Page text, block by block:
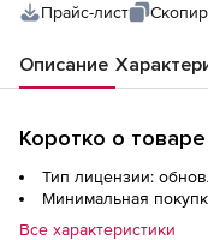
Прайс-лист
Описание
Коротко о товаре
Тип лицензии:
Минимальная
Все характеристики